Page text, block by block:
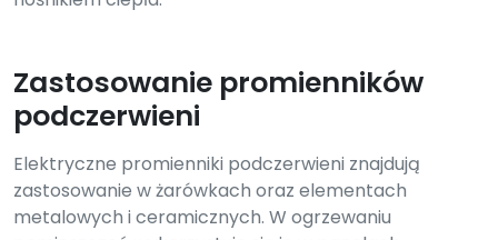
Zastosowanie promienników
podczerwieni
Elektryczne promienniki podczerwieni znajdują
zastosowanie w żarówkach oraz elementach
metalowych i ceramicznych. W ogrzewaniu